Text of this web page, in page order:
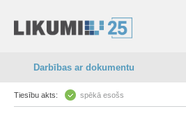
Darbības ar dokumentu
Tiesību akts: spēkā esošs